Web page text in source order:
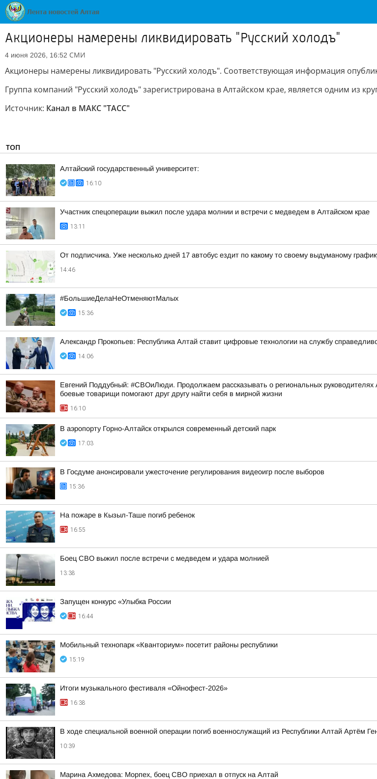
Акционеры намерены ликвидировать "Русский холодъ"
4 июня 2026, 16:52 СМИ
Акционеры намерены ликвидировать "Русский холодъ". Соответствующая информация
Группа компаний "Русский холодъ" зарегистрирована в Алтайском крае, является одним из
Источник: Канал в МАКС "ТАСС"
ТОП
Алтайский государственный университет:
16:10
Участник спецоперации выжил после удара молнии и встречи с медведем в Алтайском крае
13:11
От подписчика. Уже несколько дней 17 автобус ездит по какому то своему выдуманому
14:46
#БольшиеДелаНеОтменяютМалых
15:36
Александр Прокопьев: Республика Алтай ставит цифровые технологии на службу
14:06
Евгений Поддубный: #СВОиЛюди. Продолжаем рассказывать о региональных
боевые товарищи помогают друг другу найти себя в мирной жизни
16:10
В аэропорту Горно-Алтайск открылся современный детский парк
17:03
В Госдуме анонсировали ужесточение регулирования видеоигр после выборов
15:36
На пожаре в Кызыл-Таше погиб ребенок
16:55
Боец СВО выжил после встречи с медведем и удара молнией
13:38
Запущен конкурс «Улыбка России
16:44
Мобильный технопарк «Кванториум» посетит районы республики
15:19
Итоги музыкального фестиваля «Ойнофест-2026»
16:38
В ходе специальной военной операции погиб военнослужащий из Республики Алтай Артём
10:39
Марина Ахмедова: Морпех, боец СВО приехал в отпуск на Алтай